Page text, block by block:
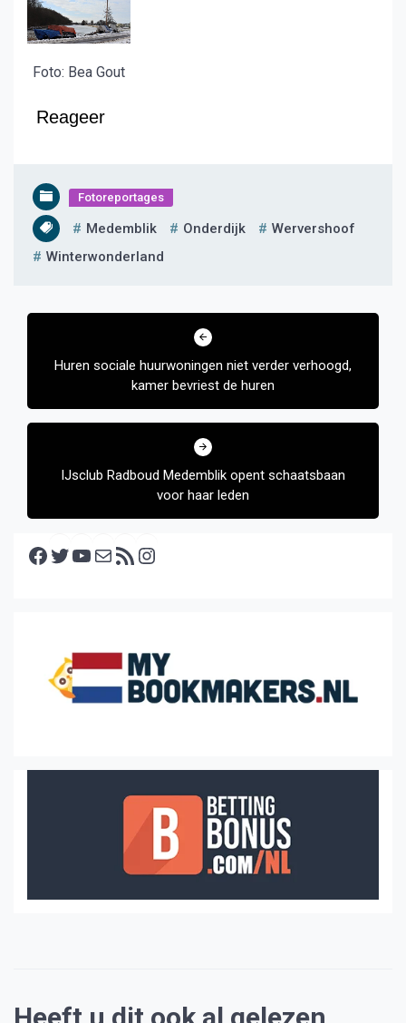
Foto: Bea Gout
Reageer
Fotoreportages
Medemblik Onderdijk
Wervershoof
Winterwonderland
Bericht
Huren sociale huurwoningen niet verder verhoogd,
kamer bevriest de huren
IJsclub Radboud Medemblik opent schaatsbaan
voor haar leden
Facebook Twitter YouTube E-mail RSS feed